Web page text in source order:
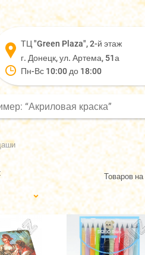
ТЦ "Green Plaza", 2-й этаж
г. Донецк, ул. Артема, 51а
Пн-Вс 10:00 до 18:00
Товаров на